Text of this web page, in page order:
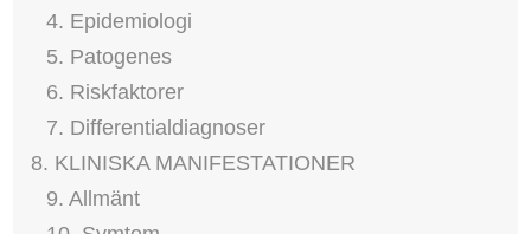
4. Epidemiologi
5. Patogenes
6. Riskfaktorer
7. Differentialdiagnoser
8. KLINISKA MANIFESTATIONER
9. Allmänt